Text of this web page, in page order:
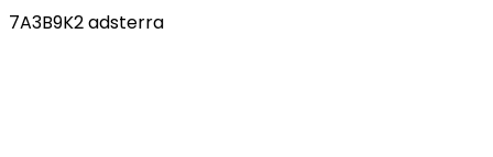
7A3B9K2 adsterra